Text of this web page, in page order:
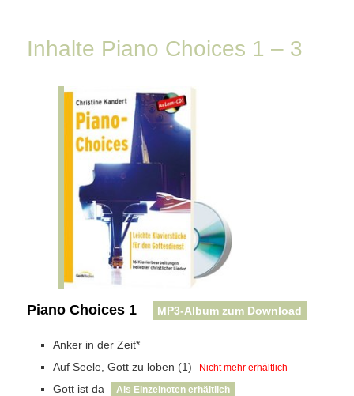
Inhalte Piano Choices 1 – 3
Piano Choices 1 MP3-Album zum Download
Anker in der Zeit*
Auf Seele, Gott zu loben (1)
Nicht mehr erhältlich
Gott ist da Als Einzelnoten erhältlich